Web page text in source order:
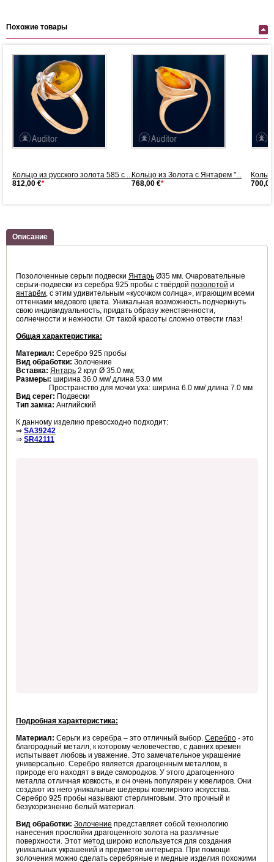
Похожие товары
Кольцо из русского золота 585 с ...
812,00 €*
Кольцо из Золота с Янтарем "...
768,00 €*
Описание
Позолоченные серьги подвески Янтарь Ø35 мм. Очаровательные
серьги-подвески из серебра 925 пробы с твёрдой позолотой и
янтарём, с этим удивительным «кусочком солнца», играющим всеми
оттенками медового цвета. Уникальная возможность подчеркнуть
свою индивидуальность, придать образу женственности,
солнечности и нежности. От такой красоты сложно отвести глаз!
Общая характеристика:
Материал: Серебро 925 пробы
Вид обработки: Золочение
Вставка: Янтарь 2 круг Ø 35.0 мм;
Размеры: ширина 36.0 мм/ длина 53.0 мм
Пространство для мочки уха: ширина 6.0 мм/ длина 7.0 мм
Вид серег: Подвески
Тип замка: Английский
К данному изделию превосходно подходит:
⇒ SA39242
⇒ SR42111
Подробная характеристика:
Материал: Серьги из серебра – это отличный выбор. Серебро - это
благородный металл, к которому человечество, с давних времен
испытывает любовь и уважение. Это замечательное украшение
универсально. Серебро является драгоценным металлом, в
природе его находят в виде самородков. У этого драгоценного
металла отличная ковкость, и он очень популярен у ювелиров. Они
создают из него уникальные шедевры ювелирного искусства.
Серебро 925 пробы называют стерлинговым. Это прочный и
безукоризненно белый материал.
Вид обработки: Золочение представляет собой технологию
нанесения прослойки драгоценного золота на различные
поверхности. Этот метод широко используется для создания
уникальных украшений и предметов интерьера. При помощи
золочения можно сделать серебряные и медные изделия похожими